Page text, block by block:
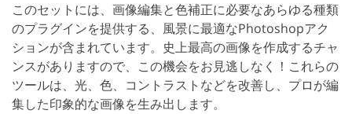
このセットには、画像編集と色補正に必要なあらゆる種類
のプラグインを提供する、風景に最適なPhotoshopアク
ションが含まれています。史上最高の画像を作成するチャ
ンスがありますので、この機会をお見逃しなく！これらの
ツールは、光、色、コントラストなどを改善し、プロが編
集した印象的な画像を生み出します。